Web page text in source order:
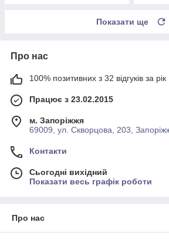
Показати ще
Про нас
100% позитивних з 32 відгуків за рік
Працює з 23.02.2015
м. Запоріжжя
69009, ул. Скворцова, 203,
Контакти
Сьогодні вихідний
Показати весь графік роботи
Про нас